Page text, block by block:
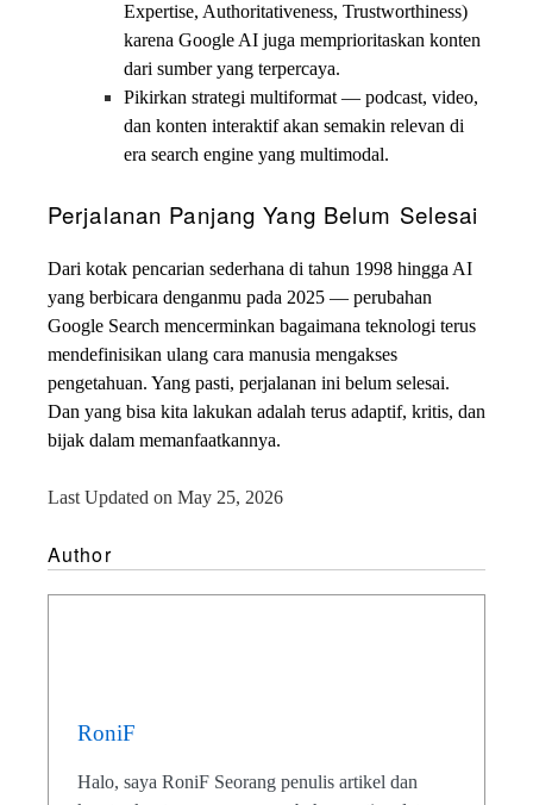
Expertise, Authoritativeness, Trustworthiness)
karena Google AI juga memprioritaskan konten
dari sumber yang terpercaya.
Pikirkan strategi multiformat — podcast, video,
dan konten interaktif akan semakin relevan di
era search engine yang multimodal.
Perjalanan Panjang Yang Belum Selesai
Dari kotak pencarian sederhana di tahun 1998 hingga AI
yang berbicara denganmu pada 2025 — perubahan
Google Search mencerminkan bagaimana teknologi terus
mendefinisikan ulang cara manusia mengakses
pengetahuan. Yang pasti, perjalanan ini belum selesai.
Dan yang bisa kita lakukan adalah terus adaptif, kritis, dan
bijak dalam memanfaatkannya.
Last Updated on May 25, 2026
Author
RoniF
Halo, saya RoniF Seorang penulis artikel dan